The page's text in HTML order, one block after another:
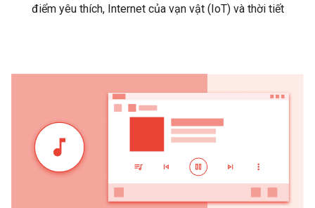
điểm yêu thích, Internet của vạn vật (IoT) và thời tiết